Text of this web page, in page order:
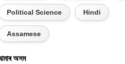
Political Science Hindi
Assamese
অসম